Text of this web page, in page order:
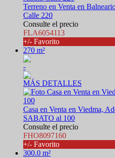
Terreno en Venta en
Calle 220
Consulte el precio
FLA6054113
+/- Favorito
270 m²
-
MÁS DETALLES
Casa en Venta en Viedma,
SABATO al 100
Consulte el precio
FHO8097160
+/- Favorito
300.0 m²